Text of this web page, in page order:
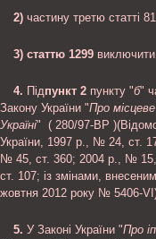
2) частину третю статті
3) статтю 1299
4. Підпункт 2 пункту "б"
Закону України "Про
Україні" ( 280/97-ВР
України, 1997 р., № 24, ст.
№ 45, ст. 360; 2004 р., №
ст. 107; із змінами,
жовтня 2012 року № 5406-
5. У Законі України "Про